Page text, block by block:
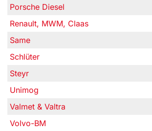
Porsche Diesel
Renault, MWM, Claas
Same
Schlüter
Steyr
Unimog
Valmet & Valtra
Volvo-BM